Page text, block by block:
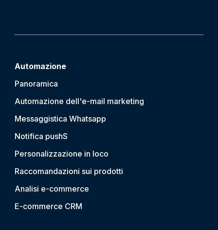
Automazione
Panoramica
Automazione dell'e-mail marketing
Messaggistica Whatsapp
Notifica pushS
Personalizzazione in loco
Raccomandazioni sui prodotti
Analisi e-commerce
E-commerce CRM